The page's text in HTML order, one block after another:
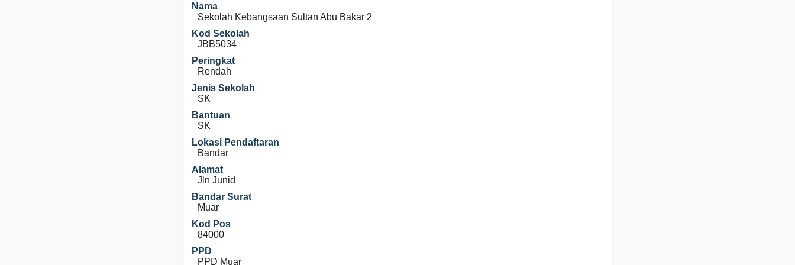
Nama
Sekolah Kebangsaan Sultan Abu Bakar 2
Kod Sekolah
JBB5034
Peringkat
Rendah
Jenis Sekolah
SK
Bantuan
SK
Lokasi Pendaftaran
Bandar
Alamat
Jln Junid
Bandar Surat
Muar
Kod Pos
84000
PPD
PPD Muar